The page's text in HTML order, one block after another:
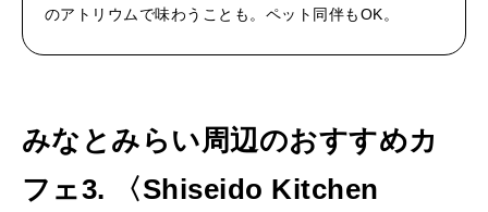
のアトリウムで味わうことも。ペット同伴もOK。
みなとみらい周辺のおすすめカ
フェ3. 〈Shiseido Kitchen